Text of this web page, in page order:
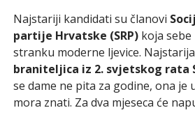
Najstariji kandidati su članovi
partije Hrvatske (SRP)koja sebe
stranku moderne ljevice.
braniteljica iz 2. svjetskog rata
se dame ne pita za godine, ona je
mora znati. Za dva mjeseca će